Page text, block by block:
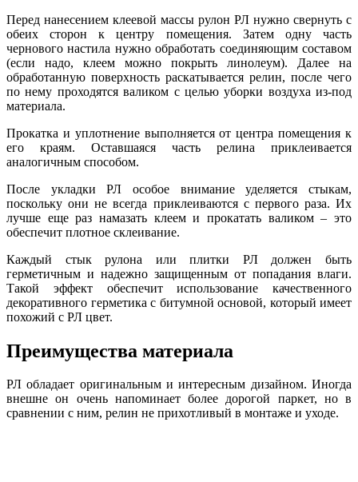
Перед нанесением клеевой массы рулон РЛ нужно свернуть с
обеих сторон к центру помещения. Затем одну часть
чернового настила нужно обработать соединяющим составом
(если надо, клеем можно покрыть линолеум). Далее на
обработанную поверхность раскатывается релин, после чего
по нему проходятся валиком с целью уборки воздуха из-под
материала.
Прокатка и уплотнение выполняется от центра помещения к
его краям. Оставшаяся часть релина приклеивается
аналогичным способом.
После укладки РЛ особое внимание уделяется стыкам,
поскольку они не всегда приклеиваются с первого раза. Их
лучше еще раз намазать клеем и прокатать валиком – это
обеспечит плотное склеивание.
Каждый стык рулона или плитки РЛ должен быть
герметичным и надежно защищенным от попадания влаги.
Такой эффект обеспечит использование качественного
декоративного герметика с битумной основой, который имеет
похожий с РЛ цвет.
Преимущества материала
РЛ обладает оригинальным и интересным дизайном. Иногда
внешне он очень напоминает более дорогой паркет, но в
сравнении с ним, релин не прихотливый в монтаже и уходе.